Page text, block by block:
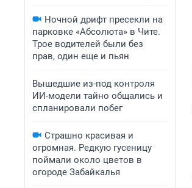
Ночной дрифт пресекли на
парковке «Абсолюта» в Чите.
Трое водителей были без
прав, один еще и пьян
Вышедшие из-под контроля
ИИ-модели тайно общались и
спланировали побег
Страшно красивая и
огромная. Редкую гусеницу
поймали около цветов в
огороде Забайкалья